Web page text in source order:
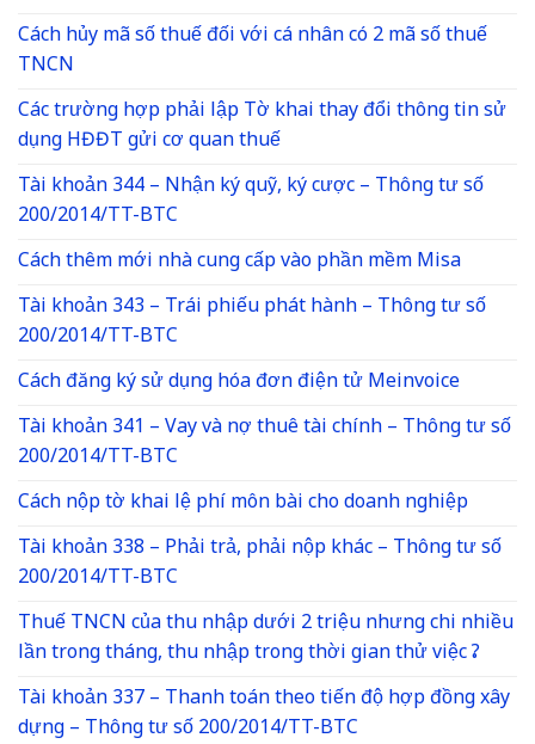
Cách hủy mã số thuế đối với cá nhân có 2 mã số thuế
TNCN
Các trường hợp phải lập Tờ khai thay đổi thông tin sử
dụng HĐĐT gửi cơ quan thuế
Tài khoản 344 – Nhận ký quỹ, ký cược – Thông tư số
200/2014/TT-BTC
Cách thêm mới nhà cung cấp vào phần mềm Misa
Tài khoản 343 – Trái phiếu phát hành – Thông tư số
200/2014/TT-BTC
Cách đăng ký sử dụng hóa đơn điện tử Meinvoice
Tài khoản 341 – Vay và nợ thuê tài chính – Thông tư số
200/2014/TT-BTC
Cách nộp tờ khai lệ phí môn bài cho doanh nghiệp
Tài khoản 338 – Phải trả, phải nộp khác – Thông tư số
200/2014/TT-BTC
Thuế TNCN của thu nhập dưới 2 triệu nhưng chi nhiều
lần trong tháng, thu nhập trong thời gian thử việc ?
Tài khoản 337 – Thanh toán theo tiến độ hợp đồng xây
dựng – Thông tư số 200/2014/TT-BTC